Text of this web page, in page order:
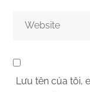
Lưu tên của tôi,